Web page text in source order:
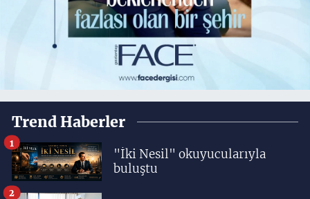
Trend Haberler
"İki Nesil" okuyucularıyla
buluştu
1
2